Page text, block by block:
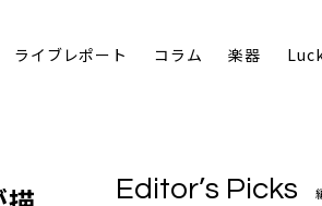
ライブレポート コラム 楽器
Editor’s Picks